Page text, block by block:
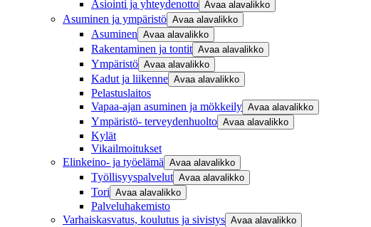
Asiointi ja yhteydenotto Avaa alavalikko
Asuminen ja ympäristö Avaa alavalikko
Asuminen Avaa alavalikko
Rakentaminen ja tontit Avaa alavalikko
Ympäristö Avaa alavalikko
Kadut ja liikenne Avaa alavalikko
Pelastuslaitos
Vapaa-ajan asuminen ja mökkeily Avaa alavalikko
Ympäristö- terveydenhuolto Avaa alavalikko
Kylät
Vikailmoitukset
Elinkeino- ja työelämä Avaa alavalikko
Työllisyyspalvelut Avaa alavalikko
Tori Avaa alavalikko
Palveluhakemisto
Varhaiskasvatus, koulutus ja sivistys Avaa alavalikko